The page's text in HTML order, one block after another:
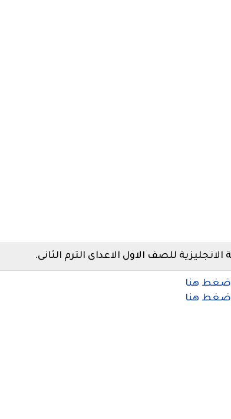
للصف الاول الاعداى الترم الثانى.
هنا
هنا